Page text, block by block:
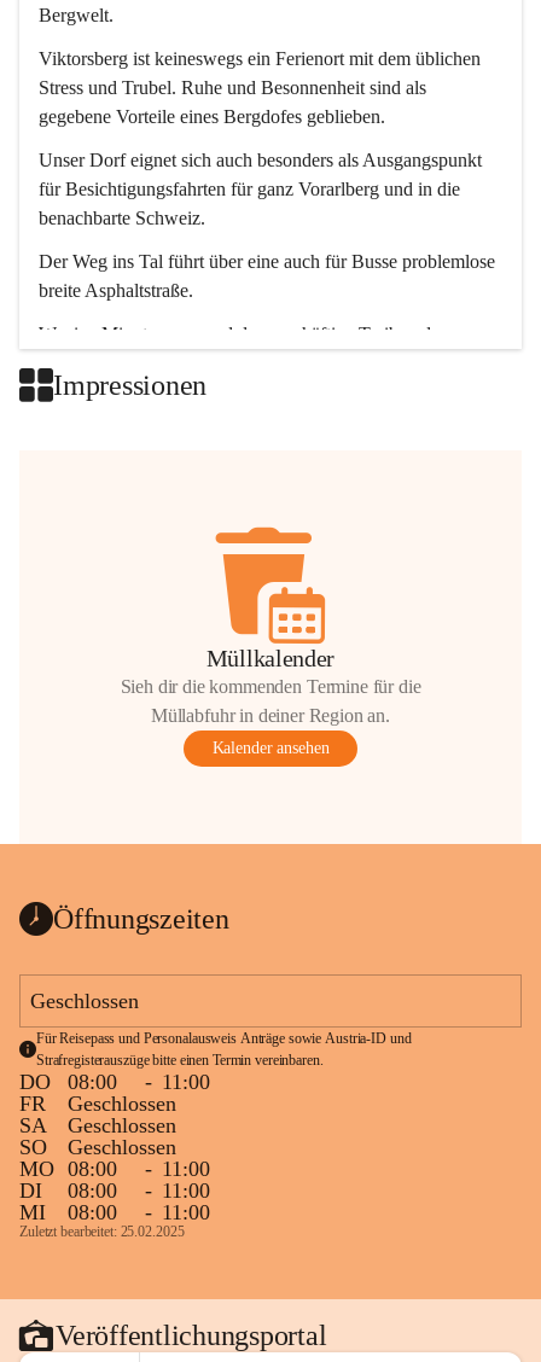
Bergwelt.
Viktorsberg ist keineswegs ein Ferienort mit dem üblichen
Stress und Trubel. Ruhe und Besonnenheit sind als
gegebene Vorteile eines Bergdofes geblieben.
Unser Dorf eignet sich auch besonders als Ausgangspunkt
für Besichtigungsfahrten für ganz Vorarlberg und in die
benachbarte Schweiz.
Der Weg ins Tal führt über eine auch für Busse problemlose
breite Asphaltstraße.
Wenige Minuten nur, und das geschäftige Treiben der
Impressionen
Müllkalender
Sieh dir die kommenden Termine für die
Müllabfuhr in deiner Region an.
Kalender ansehen
Öffnungszeiten
Geschlossen
Für Reisepass und Personalausweis Anträge sowie Austria-ID und
Strafregisterauszüge bitte einen Termin vereinbaren.
DO 08:00 - 11:00
FR
Geschlossen
SA
Geschlossen
SO
Geschlossen
MO 08:00 - 11:00
DI
08:00 - 11:00
MI
08:00 - 11:00
Zuletzt bearbeitet: 25.02.2025
Veröffentlichungsportal